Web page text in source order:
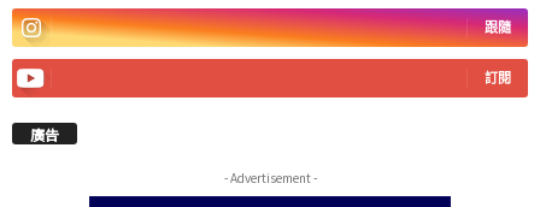
跟隨
訂閱
廣告
- Advertisement -